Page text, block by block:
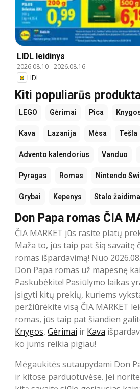
LIDL leidinys
2026.08.10-2026.08.16
LIDL
Kiti populiarūs
LEGO Gėrimai Pica
Kava Lazanija Mėsa Tešla
Advento kalendorius Vanduo
Pyragas Romas Nintendo
Grybai Kepenys Stalo
Don Papa romas ČIA
ČIA MARKET jūs rasite platų
Maža to, jūs taip pat šią savaitę
romas išpardavimą! Nuo
Don Papa romas už mapesnę
Paskubėkite! Pasiūlymo laikas
įsigyti kitų prekių, kuriems
peržiūrėkite visą ČIA MARKET
romas, jūs taip pat šiandien
Knygos, Gėrimai ir Kava
ko jums reikia pigiau!
Mėgaukitės sutaupydami Don
ir kitose parduotuvėse. Jei